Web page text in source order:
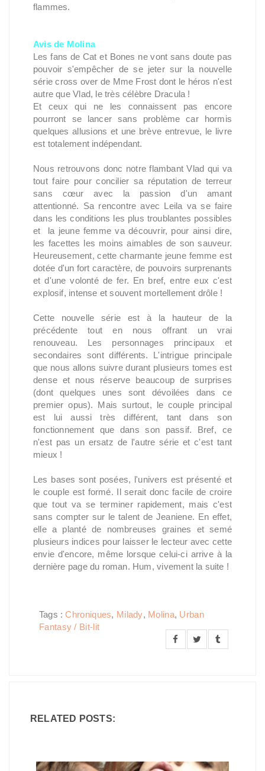
flammes.
Avis de Molina
Les fans de Cat et Bones ne vont sans doute pas
pouvoir s'empêcher de se jeter sur la nouvelle
série cross over de Mme Frost dont le héros n'est
autre que Vlad, le très célèbre Dracula !
Et ceux qui ne les connaissent pas encore
pourront se lancer sans problème car hormis
quelques allusions et une brève entrevue, le livre
est totalement indépendant.
Nous retrouvons donc notre flambant Vlad qui va
tout faire pour concilier sa réputation de terreur
sans cœur avec la passion d'un amant
attentionné. Sa rencontre avec Leila va se faire
dans les conditions les plus troublantes possibles
et la jeune femme va découvrir, pour ainsi dire,
les facettes les moins aimables de son sauveur.
Heureusement, cette charmante jeune femme est
dotée d'un fort caractère, de pouvoirs surprenants
et d'une volonté de fer. En bref, entre eux c'est
explosif, intense et souvent mortellement drôle !
Cette nouvelle série est à la hauteur de la
précédente tout en nous offrant un vrai
renouveau. Les personnages principaux et
secondaires sont différents. L'intrigue principale
que nous allons suivre durant plusieurs tomes est
dense et nous réserve beaucoup de surprises
(dont quelques unes sont dévoilées dans ce
premier opus). Mais surtout, le couple principal
est lui aussi très différent, tant dans son
fonctionnement que dans son passif. Bref, ce
n'est pas un ersatz de l'autre série et c'est tant
mieux !
Les bases sont posées, l'univers est présenté et
le couple est formé. Il serait donc facile de croire
que tout va se terminer rapidement, mais c'est
sans compter sur le talent de Jeaniene. En effet,
elle a planté de nombreuses graines et semé
plusieurs indices pour laisser le lecteur avec cette
envie d'encore, même lorsque celui-ci arrive à la
dernière page du roman. Hum, vivement la suite !
Tags :Chroniques, Milady, Molina, Urban
Fantasy / Bit-lit
RELATED POSTS: